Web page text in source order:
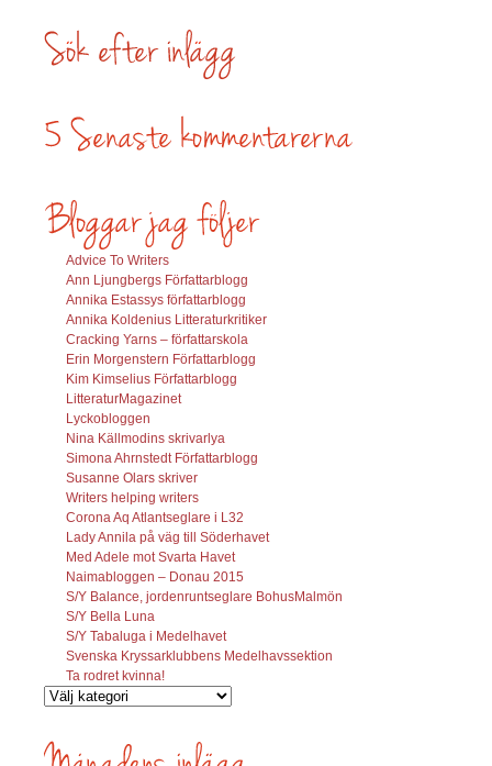
Advice To Writers
Ann Ljungbergs Författarblogg
Annika Estassys författarblogg
Annika Koldenius Litteraturkritiker
Cracking Yarns – författarskola
Erin Morgenstern Författarblogg
Kim Kimselius Författarblogg
LitteraturMagazinet
Lyckobloggen
Nina Källmodins skrivarlya
Simona Ahrnstedt Författarblogg
Susanne Olars skriver
Writers helping writers
Corona Aq Atlantseglare i L32
Lady Annila på väg till Söderhavet
Med Adele mot Svarta Havet
Naimabloggen – Donau 2015
S/Y Balance, jordenruntseglare BohusMalmön
S/Y Bella Luna
S/Y Tabaluga i Medelhavet
Svenska Kryssarklubbens Medelhavssektion
Ta rodret kvinna!
Vilka
söks?